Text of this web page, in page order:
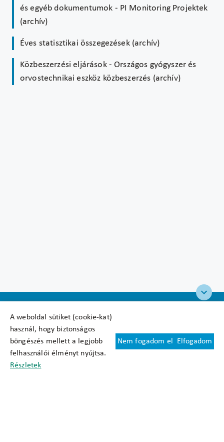
A weboldal sütiket (cookie-kat)
használ, hogy biztonságos
böngészés mellett a legjobb
felhasználói élményt nyújtsa.
Részletek
Nem fogadom el Elfogadom
és egyéb dokumentumok - PI Monitoring Projektek
(archív)
Éves statisztikai összegezések (archív)
Közbeszerzési eljárások - Országos gyógyszer és
orvostechnikai eszköz közbeszerzés (archív)
Felhasználási feltételek